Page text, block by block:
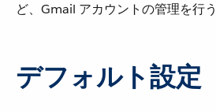
ど、Gmail アカウントの管理を行
デフォルト設定